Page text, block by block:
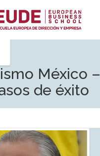
México –
de éxito